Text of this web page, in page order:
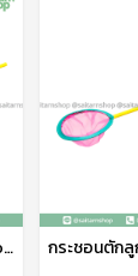
กระชอนตักลูกปลา ที่ตักปลา No.7 111